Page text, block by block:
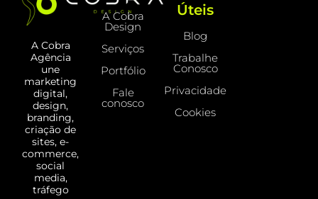
A Cobra
Agência
une
marketing
digital,
design,
branding,
criação de
sites, e-
commerce,
social
media,
tráfego
A Cobra
Design
Serviços
Portfólio
Fale
conosco
Úteis
Blog
Trabalhe
Conosco
Privacidade
Cookies